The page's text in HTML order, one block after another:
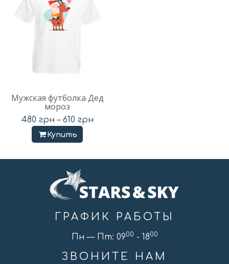
Мужская футболка Дед
мороз
480 грн – 610 грн
Купить
ГРАФИК РАБОТЫ
Пн — Пт: 0900 - 1800
ЗВОНИТЕ НАМ